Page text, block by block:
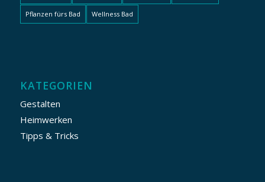
Pflanzen fürs Bad Wellness Bad
KATEGORIEN
Gestalten
Heimwerken
Tipps & Tricks